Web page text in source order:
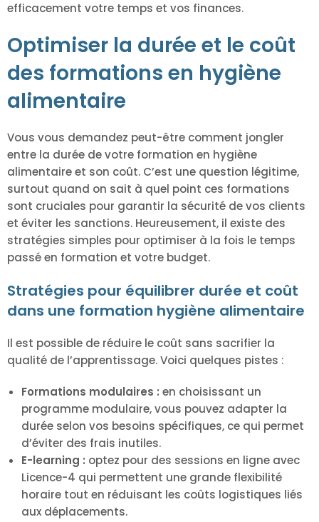
efficacement votre temps et vos finances.
Optimiser la durée et le coût
des formations en hygiène
alimentaire
Vous vous demandez peut-être comment jongler
entre la durée de votre formation en hygiène
alimentaire et son coût. C’est une question légitime,
surtout quand on sait à quel point ces formations
sont cruciales pour garantir la sécurité de vos clients
et éviter les sanctions. Heureusement, il existe des
stratégies simples pour optimiser à la fois le temps
passé en formation et votre budget.
Stratégies pour équilibrer durée et coût
dans une formation hygiène alimentaire
Il est possible de réduire le coût sans sacrifier la
qualité de l’apprentissage. Voici quelques pistes :
Formations modulaires : en choisissant un
programme modulaire, vous pouvez adapter la
durée selon vos besoins spécifiques, ce qui permet
d’éviter des frais inutiles.
E-learning : optez pour des sessions en ligne avec
Licence-4 qui permettent une grande flexibilité
horaire tout en réduisant les coûts logistiques liés
aux déplacements.